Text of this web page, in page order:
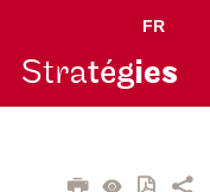
FR
Stratégies